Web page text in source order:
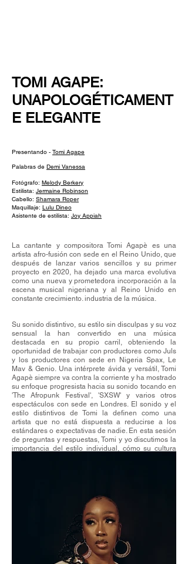
TOMI AGAPE:
UNAPOLOGÉTICAMENT
E ELEGANTE
Presentando - Tomi Agape
Palabras de Demi Vanessa
Fotógrafo: Melody Berkery
Estilista: Jermaine Robinson
Cabello: Shamara Roper
Maquillaje: Lulu Dineo
Asistente de estilista: Joy Appiah
La cantante y compositora Tomi Agapè es una
artista afro-fusión con sede en el Reino Unido, que
después de lanzar varios sencillos y su primer
proyecto en 2020, ha dejado una marca evolutiva
como una nueva y prometedora incorporación a la
escena musical nigeriana y al Reino Unido en
constante crecimiento. industria de la música.
Su sonido distintivo, su estilo sin disculpas y su voz
sensual la han convertido en una música
destacada en su propio carril, obteniendo la
oportunidad de trabajar con productores como Juls
y los productores con sede en Nigeria Spax, Le
Mav & Genio. Una intérprete ávida y versátil, Tomi
Agapè siempre va contra la corriente y ha mostrado
su enfoque progresista hacia su sonido tocando en
'The Afropunk Festival', 'SXSW' y varios otros
espectáculos con sede en Londres. El sonido y el
estilo distintivos de Tomi la definen como una
artista que no está dispuesta a reducirse a los
estándares o expectativas de nadie. En esta sesión
de preguntas y respuestas, Tomi y yo discutimos la
importancia del estilo individual, cómo su cultura